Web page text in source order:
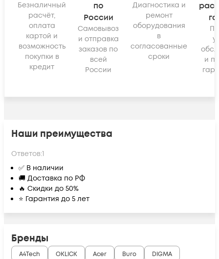
Безналичный
расчёт,
оплата
картой и
возможность
покупки в
кредит
по
России
Самовывоз
и отправка
заказов по
всей
России
Диагностика и
ремонт
оборудования
в
согласованные
сроки
и
Наши преимущества
Ответов:1
✅ В наличии
🚚 Доставка по РФ
🔥 Скидки до 50%
⭐ Гарантия до 5 лет
Бренды
A4Tech OKLICK Acer Buro
DIGMA